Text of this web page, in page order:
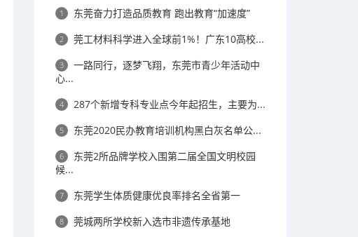
1 东莞奋力打造品质教育 跑出教育“加速度”
2 莞工材料科学进入全球前1%！广东10高校...
3
一路同行，逐梦飞翔，东莞市青少年活动中
心...
4 287个新增专科专业点今年起招生，主要为...
5 东莞2020民办教育培训机构黑白灰名单公...
6
东莞2所品牌学校入围第二届全国文明校园
候...
7 东莞学生体质健康优良率排名全省第一
8 莞城两所学校新入选市非遗传承基地